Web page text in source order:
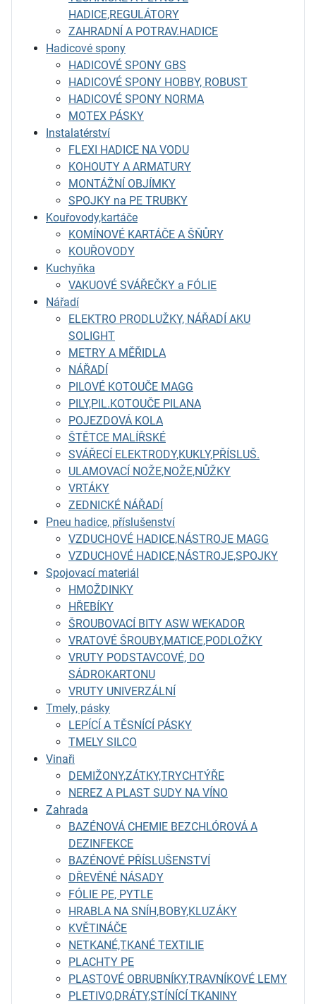
HADICE,REGULÁTORY
ZAHRADNÍ A POTRAV.HADICE
Hadicové spony
HADICOVÉ SPONY GBS
HADICOVÉ SPONY HOBBY, ROBUST
HADICOVÉ SPONY NORMA
MOTEX PÁSKY
Instalatérství
FLEXI HADICE NA VODU
KOHOUTY A ARMATURY
MONTÁŽNÍ OBJÍMKY
SPOJKY na PE TRUBKY
Kouřovody,kartáče
KOMÍNOVÉ KARTÁČE A ŠŇŮRY
KOUŘOVODY
Kuchyňka
VAKUOVÉ SVÁŘEČKY a FÓLIE
Nářadí
ELEKTRO PRODLUŽKY, NÁŘADÍ AKU
SOLIGHT
METRY A MĚŘIDLA
NÁŘADÍ
PILOVÉ KOTOUČE MAGG
PILY,PIL.KOTOUČE PILANA
POJEZDOVÁ KOLA
ŠTĚTCE MALÍŘSKÉ
SVÁŘECÍ ELEKTRODY,KUKLY,PŘÍSLUŠ.
ULAMOVACÍ NOŽE,NOŽE,NŮŽKY
VRTÁKY
ZEDNICKÉ NÁŘADÍ
Pneu hadice, příslušenství
VZDUCHOVÉ HADICE,NÁSTROJE MAGG
VZDUCHOVÉ HADICE,NÁSTROJE,SPOJKY
Spojovací materiál
HMOŽDINKY
HŘEBÍKY
ŠROUBOVACÍ BITY ASW WEKADOR
VRATOVÉ ŠROUBY,MATICE,PODLOŽKY
VRUTY PODSTAVCOVÉ, DO
SÁDROKARTONU
VRUTY UNIVERZÁLNÍ
Tmely, pásky
LEPÍCÍ A TĚSNÍCÍ PÁSKY
TMELY SILCO
Vinaři
DEMIŽONY,ZÁTKY,TRYCHTÝŘE
NEREZ A PLAST SUDY NA VÍNO
Zahrada
BAZÉNOVÁ CHEMIE BEZCHLÓROVÁ A
DEZINFEKCE
BAZÉNOVÉ PŘÍSLUŠENSTVÍ
DŘEVĚNÉ NÁSADY
FÓLIE PE, PYTLE
HRABLA NA SNÍH,BOBY,KLUZÁKY
KVĚTINÁČE
NETKANÉ,TKANÉ TEXTILIE
PLACHTY PE
PLASTOVÉ OBRUBNÍKY,TRAVNÍKOVÉ LEMY
PLETIVO,DRÁTY,STÍNÍCÍ TKANINY